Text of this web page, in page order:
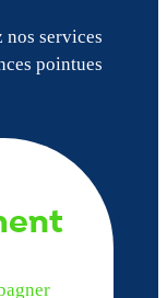
services
pointues